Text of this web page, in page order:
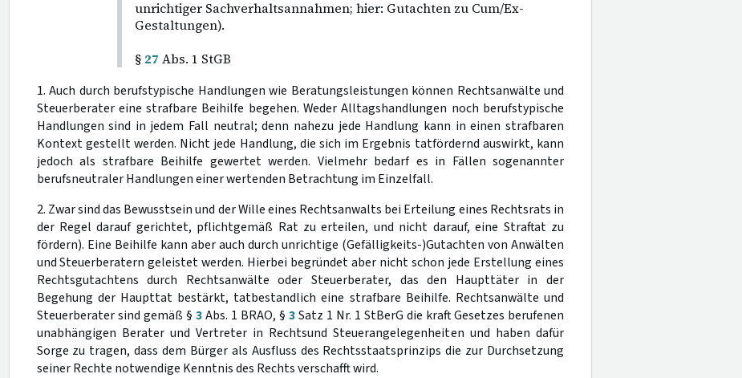
unrichtiger Sachverhaltsannahmen; hier: Gutachten zu Cum/Ex-
Gestaltungen).
§ 27 Abs. 1 StGB
1. Auch durch berufstypische Handlungen wie Beratungsleistungen können Rechtsanwälte und
Steuerberater eine strafbare Beihilfe begehen. Weder Alltagshandlungen noch berufstypische
Handlungen sind in jedem Fall neutral; denn nahezu jede Handlung kann in einen strafbaren
Kontext gestellt werden. Nicht jede Handlung, die sich im Ergebnis tatfördernd auswirkt, kann
jedoch als strafbare Beihilfe gewertet werden. Vielmehr bedarf es in Fällen sogenannter
berufsneutraler Handlungen einer wertenden Betrachtung im Einzelfall.
2. Zwar sind das Bewusstsein und der Wille eines Rechtsanwalts bei Erteilung eines Rechtsrats in
der Regel darauf gerichtet, pflichtgemäß Rat zu erteilen, und nicht darauf, eine Straftat zu
fördern). Eine Beihilfe kann aber auch durch unrichtige (Gefälligkeits-)Gutachten von Anwälten
und Steuerberatern geleistet werden. Hierbei begründet aber nicht schon jede Erstellung eines
Rechtsgutachtens durch Rechtsanwälte oder Steuerberater, das den Haupttäter in der
Begehung der Haupttat bestärkt, tatbestandlich eine strafbare Beihilfe. Rechtsanwälte und
Steuerberater sind gemäß § 3Abs. 1 BRAO, § 3Satz 1 Nr. 1 StBerG die kraft Gesetzes berufenen
unabhängigen Berater und Vertreter in Rechtsund Steuerangelegenheiten und haben dafür
Sorge zu tragen, dass dem Bürger als Ausfluss des Rechtsstaatsprinzips die zur Durchsetzung
seiner Rechte notwendige Kenntnis des Rechts verschafft wird.